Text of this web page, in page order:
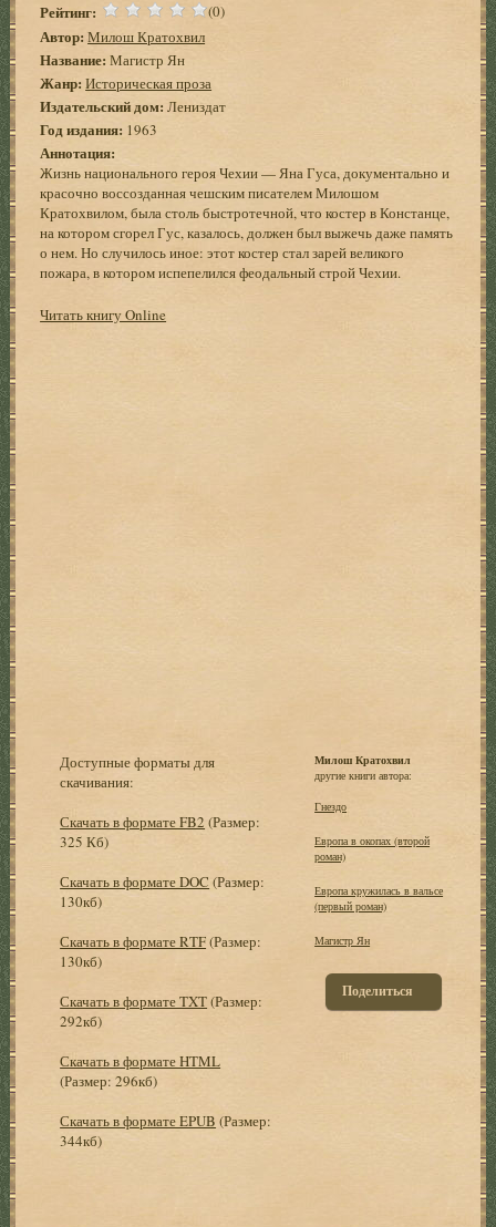
Рейтинг: (0)
Автор: Милош Кратохвил
Название: Магистр Ян
Жанр: Историческая проза
Издательский дом: Лениздат
Год издания: 1963
Аннотация:
Жизнь национального героя Чехии — Яна Гуса, документально и
красочно воссозданная чешским писателем Милошом
Кратохвилом, была столь быстротечной, что костер в Констанце,
на котором сгорел Гус, казалось, должен был выжечь даже память
о нем. Но случилось иное: этот костер стал зарей великого
пожара, в котором испепелился феодальный строй Чехии.
Читать книгу Online
Доступные форматы для
скачивания:
Скачать в формате FB2 (Размер:
325 Кб)
Скачать в формате DOC (Размер:
130кб)
Скачать в формате RTF(Размер:
130кб)
Скачать в формате TXT(Размер:
292кб)
Скачать в формате HTML
(Размер: 296кб)
Скачать в формате EPUB (Размер:
344кб)
Милош Кратохвил
другие книги автора:
Гнездо
Европа в окопах (второй
роман)
Европа кружилась в вальсе
(первый роман)
Магистр Ян
Поделиться